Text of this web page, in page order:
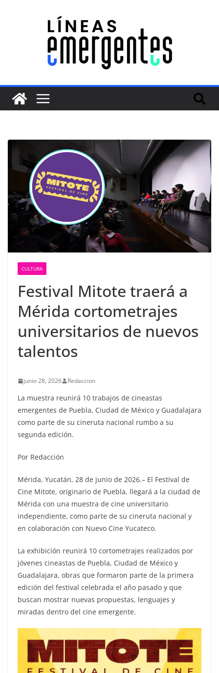
CULTURA
Festival Mitote traerá a
Mérida cortometrajes
universitarios de nuevos
talentos
junio 28, 2026 Redaccion
La muestra reunirá 10 trabajos de cineastas
emergentes de Puebla, Ciudad de México y Guadalajara
como parte de su cineruta nacional rumbo a su
segunda edición.
Por Redacción
Mérida, Yucatán, 28 de junio de 2026.– El Festival de
Cine Mitote, originario de Puebla, llegará a la ciudad de
Mérida con una muestra de cine universitario
independiente, como parte de su cineruta nacional y
en colaboración con Nuevo Cine Yucateco.
La exhibición reunirá 10 cortometrajes realizados por
jóvenes cineastas de Puebla, Ciudad de México y
Guadalajara, obras que formaron parte de la primera
edición del festival celebrada el año pasado y que
buscan mostrar nuevas propuestas, lenguajes y
miradas dentro del cine emergente.